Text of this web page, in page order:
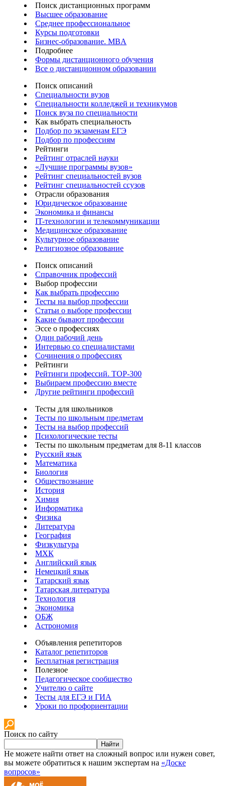
Поиск дистанционных программ
Высшее образование
Среднее профессиональное
Курсы подготовки
Бизнес-образование. MBA
Подробнее
Формы дистанционного обучения
Все о дистанционном образовании
Поиск описаний
Специальности вузов
Специальности колледжей и техникумов
Поиск вуза по специальности
Как выбрать специальность
Подбор по экзаменам ЕГЭ
Подбор по профессиям
Рейтинги
Рейтинг отраслей науки
«Лучшие программы вузов»
Рейтинг специальностей вузов
Рейтинг специальностей ссузов
Отрасли образования
Юридическое образование
Экономика и финансы
IT-технологии и телекоммуникации
Медицинское образование
Культурное образование
Религиозное образование
Поиск описаний
Справочник профессий
Выбор профессии
Как выбрать профессию
Тесты на выбор профессии
Статьи о выборе профессии
Какие бывают профессии
Эссе о профессиях
Один рабочий день
Интервью со специалистами
Сочинения о профессиях
Рейтинги
Рейтинги профессий. TOP-300
Выбираем профессию вместе
Другие рейтинги профессий
Тесты для школьников
Тесты по школьным предметам
Тесты на выбор профессий
Психологические тесты
Тесты по школьным предметам для 8-11 классов
Русский язык
Математика
Биология
Обществознание
История
Химия
Информатика
Физика
Литература
География
Физкультура
МХК
Английский язык
Немецкий язык
Татарский язык
Татарская литература
Технология
Экономика
ОБЖ
Астрономия
Объявления репетиторов
Каталог репетиторов
Бесплатная регистрация
Полезное
Педагогическое сообщество
Учителю о сайте
Тесты для ЕГЭ и ГИА
Уроки по профориентации
Поиск по сайту
Найти
Не можете найти ответ на сложный вопрос или нужен совет,
вы можете обратиться к нашим экспертам на «Доске
вопросов»